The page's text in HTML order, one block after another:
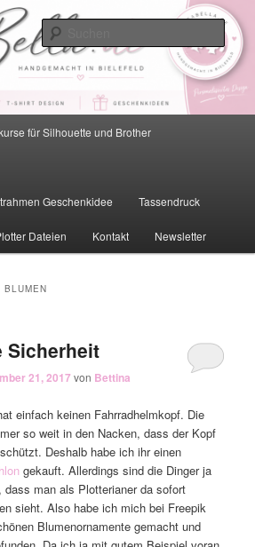
– Handgemacht in
für Silhouette und Brother
Geschenkidee Tassendruck
Dateien Kontakt Newsletter
BLUMEN
Sicherheit
21, 2017von Bettina
einfach keinen Fahrradhelmkopf. Die
so weit in den Nacken, dass der Kopf
Deshalb habe ich ihr einen
gekauft. Allerdings sind die Dinger ja
man als Plotterianer da sofort
sieht. Also habe ich mich bei Freepik
Blumenornamente gemacht und